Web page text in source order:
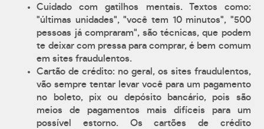
Cuidado com gatilhos mentais. Textos como:
"últimas unidades", "você tem 10 minutos", "500
pessoas já compraram", são técnicas, que podem
te deixar com pressa para comprar, é bem comum
em sites fraudulentos.
Cartão de crédito: no geral, os sites fraudulentos,
vão sempre tentar levar você para um pagamento
no boleto, pix ou depósito bancário, pois são
meios de pagamentos mais difíceis para um
possível estorno. Os cartões de crédito